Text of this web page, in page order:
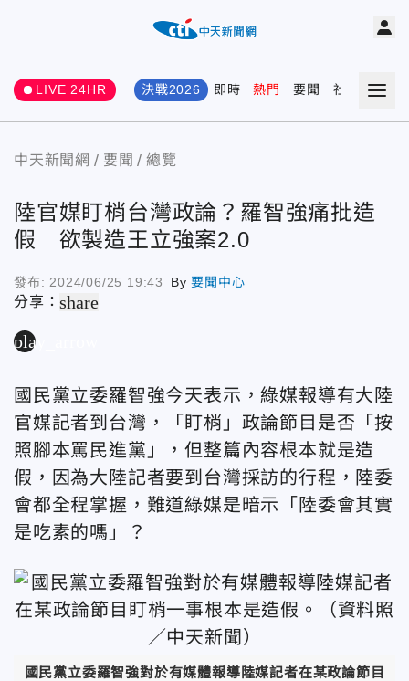
LIVE 24HR 決戰2026 即時 熱門 要聞 社會 娛樂
中天新聞網 要聞 總覽
陸官媒盯梢台灣政論？羅智強痛批造
假 欲製造王立強案2.0
發布: 2024/06/25 19:43 By要聞中心
分享：share
play_arrow
國民黨立委羅智強今天表示，綠媒報導有大陸
官媒記者到台灣，「盯梢」政論節目是否「按
照腳本罵民進黨」，但整篇內容根本就是造
假，因為大陸記者要到台灣採訪的行程，陸委
會都全程掌握，難道綠媒是暗示「陸委會其實
是吃素的嗎」？
國民黨立委羅智強對於有媒體報導陸媒記者在某政論節目